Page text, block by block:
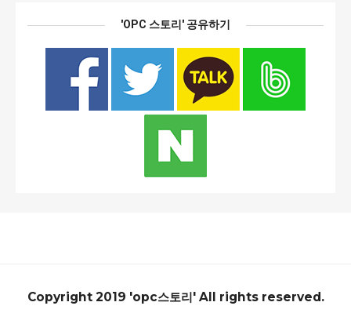
'OPC 스토리' 공유하기
Copyright 2019 'opc스토리' All rights reserved.